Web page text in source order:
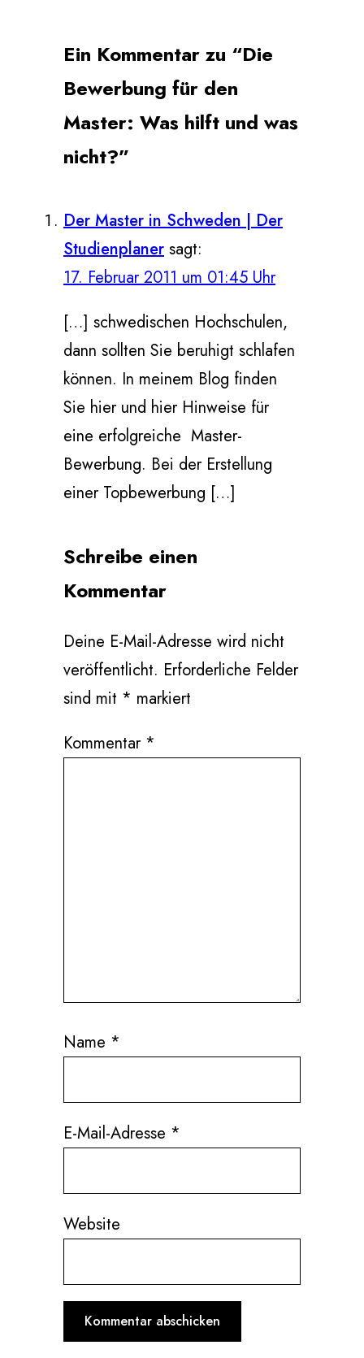
Ein Kommentar zu “Die
Bewerbung für den
Master: Was hilft und was
nicht?”
Der Master in Schweden | Der
Studienplaner sagt:
17. Februar 2011 um 01:45 Uhr
[…] schwedischen Hochschulen,
dann sollten Sie beruhigt schlafen
können. In meinem Blog finden
Sie hier und hier Hinweise für
eine erfolgreiche Master-
Bewerbung. Bei der Erstellung
einer Topbewerbung […]
Schreibe einen
Kommentar
Deine E-Mail-Adresse wird nicht
veröffentlicht. Erforderliche Felder
sind mit * markiert
Kommentar *
Name *
E-Mail-Adresse *
Website